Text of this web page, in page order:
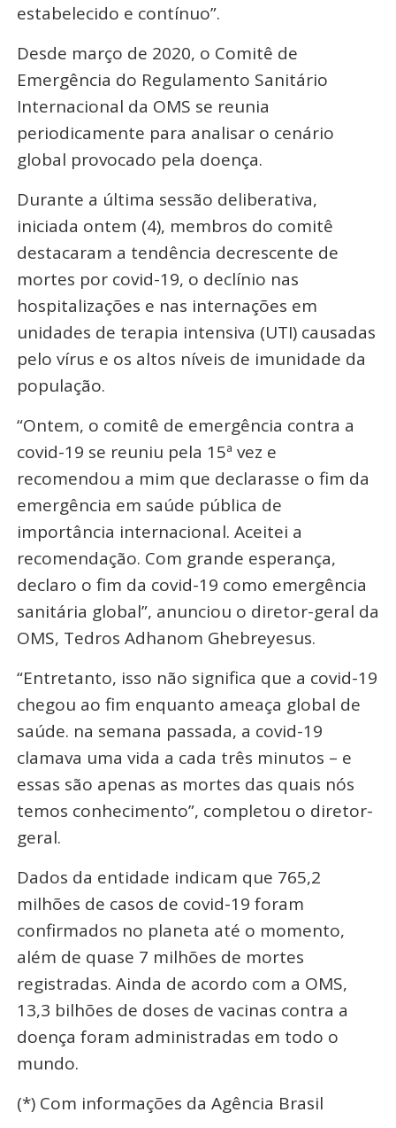
estabelecido e contínuo”.
Desde março de 2020, o Comitê de
Emergência do Regulamento Sanitário
Internacional da OMS se reunia
periodicamente para analisar o cenário
global provocado pela doença.
Durante a última sessão deliberativa,
iniciada ontem (4), membros do comitê
destacaram a tendência decrescente de
mortes por covid-19, o declínio nas
hospitalizações e nas internações em
unidades de terapia intensiva (UTI) causadas
pelo vírus e os altos níveis de imunidade da
população.
“Ontem, o comitê de emergência contra a
covid-19 se reuniu pela 15ª vez e
recomendou a mim que declarasse o fim da
emergência em saúde pública de
importância internacional. Aceitei a
recomendação. Com grande esperança,
declaro o fim da covid-19 como emergência
sanitária global”, anunciou o diretor-geral da
OMS, Tedros Adhanom Ghebreyesus.
“Entretanto, isso não significa que a covid-19
chegou ao fim enquanto ameaça global de
saúde. na semana passada, a covid-19
clamava uma vida a cada três minutos – e
essas são apenas as mortes das quais nós
temos conhecimento”, completou o diretor-
geral.
Dados da entidade indicam que 765,2
milhões de casos de covid-19 foram
confirmados no planeta até o momento,
além de quase 7 milhões de mortes
registradas. Ainda de acordo com a OMS,
13,3 bilhões de doses de vacinas contra a
doença foram administradas em todo o
mundo.
(*) Com informações da Agência Brasil